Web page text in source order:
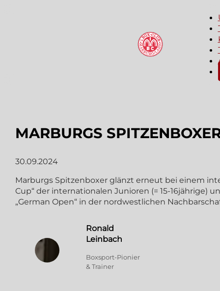
MARBURGS
30.09.2024
Marburgs Spitzenboxer glänzt erneut bei einem
Cup“ der internationalen Junioren (= 15-16jährige)
„German Open“ in der nordwestlichen
Ronald
Leinbach
Boxsport-Pionier
& Trainer